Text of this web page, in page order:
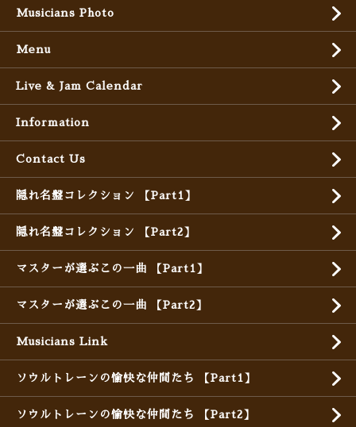
Musicians Photo
Menu
Live & Jam Calendar
Information
Contact Us
隠れ名盤コレクション 【Part1】
隠れ名盤コレクション 【Part2】
マスターが選ぶこの一曲 【Part1】
マスターが選ぶこの一曲 【Part2】
Musicians Link
ソウルトレーンの愉快な仲間たち 【Part1】
ソウルトレーンの愉快な仲間たち 【Part2】